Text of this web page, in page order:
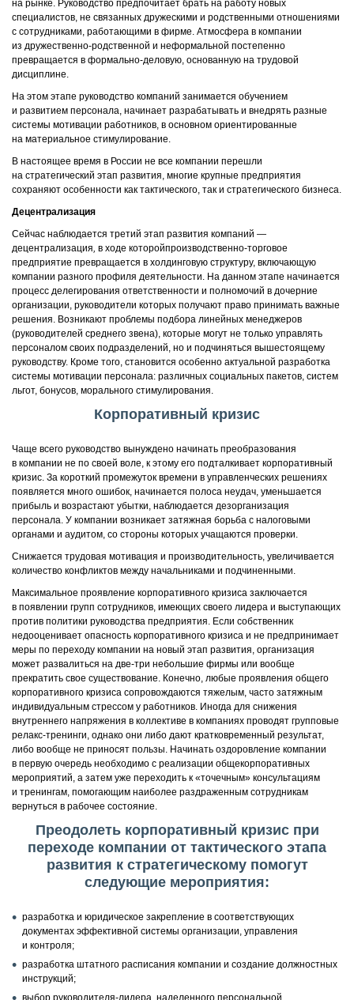
на рынке. Руководство предпочитает брать на работу новых
специалистов, не связанных дружескими и родственными отношениями
с сотрудниками, работающими в фирме. Атмосфера в компании
из дружественно-родственной и неформальной постепенно
превращается в формально-деловую, основанную на трудовой
дисциплине.
На этом этапе руководство компаний занимается обучением
и развитием персонала, начинает разрабатывать и внедрять разные
системы мотивации работников, в основном ориентированные
на материальное стимулирование.
В настоящее время в России не все компании перешли
на стратегический этап развития, многие крупные предприятия
сохраняют особенности как тактического, так и стратегического бизнеса.
Децентрализация
Сейчас наблюдается третий этап развития компаний —
децентрализация, в ходе которойпроизводственно-торговое
предприятие превращается в холдинговую структуру, включающую
компании разного профиля деятельности. На данном этапе начинается
процесс делегирования ответственности и полномочий в дочерние
организации, руководители которых получают право принимать важные
решения. Возникают проблемы подбора линейных менеджеров
(руководителей среднего звена), которые могут не только управлять
персоналом своих подразделений, но и подчиняться вышестоящему
руководству. Кроме того, становится особенно актуальной разработка
системы мотивации персонала: различных социальных пакетов, систем
льгот, бонусов, морального стимулирования.
Корпоративный кризис
Чаще всего руководство вынуждено начинать преобразования
в компании не по своей воле, к этому его подталкивает корпоративный
кризис. За короткий промежуток времени в управленческих решениях
появляется много ошибок, начинается полоса неудач, уменьшается
прибыль и возрастают убытки, наблюдается дезорганизация
персонала. У компании возникает затяжная борьба с налоговыми
органами и аудитом, со стороны которых учащаются проверки.
Снижается трудовая мотивация и производительность, увеличивается
количество конфликтов между начальниками и подчиненными.
Максимальное проявление корпоративного кризиса заключается
в появлении групп сотрудников, имеющих своего лидера и выступающих
против политики руководства предприятия. Если собственник
недооценивает опасность корпоративного кризиса и не предпринимает
меры по переходу компании на новый этап развития, организация
может развалиться на две-три небольшие фирмы или вообще
прекратить свое существование. Конечно, любые проявления общего
корпоративного кризиса сопровождаются тяжелым, часто затяжным
индивидуальным стрессом у работников. Иногда для снижения
внутреннего напряжения в коллективе в компаниях проводят групповые
релакс-тренинги, однако они либо дают кратковременный результат,
либо вообще не приносят пользы. Начинать оздоровление компании
в первую очередь необходимо с реализации общекорпоративных
мероприятий, а затем уже переходить к «точечным» консультациям
и тренингам, помогающим наиболее раздраженным сотрудникам
вернуться в рабочее состояние.
Преодолеть корпоративный кризис при
переходе компании от тактического этапа
развития к стратегическому помогут
следующие мероприятия:
разработка и юридическое закрепление в соответствующих
документах эффективной системы организации, управления
и контроля;
разработка штатного расписания компании и создание должностных
инструкций;
выбор руководителя-лидера, наделенного персональной